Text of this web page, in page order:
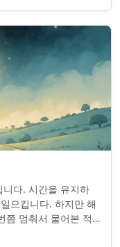
다. 시간을 유지하
으킵니다. 하지만 해
쯤 멈춰서 물어본 적